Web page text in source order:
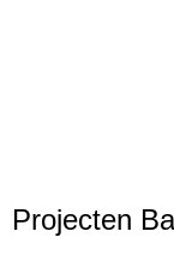
Projecten